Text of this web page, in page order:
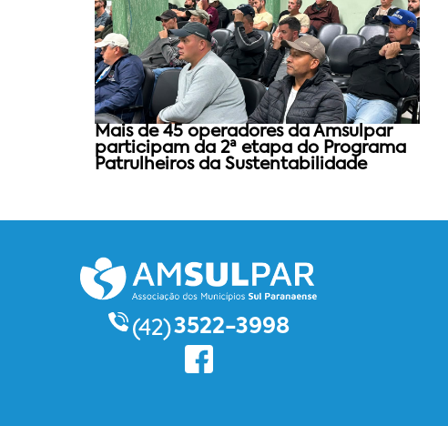
Mais de 45 operadores da Amsulpar
participam da 2ª etapa do Programa
Patrulheiros da Sustentabilidade
(42)3522-3998